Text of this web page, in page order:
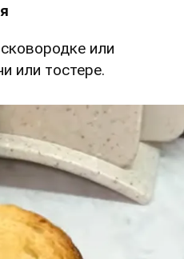
или
или тостере.